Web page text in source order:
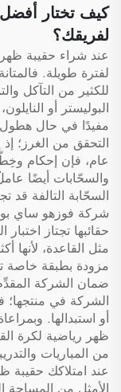
كيف تختار
لفريقك؟
عند شراء حقيبة
لفترة طويلة.
للكثير من التآكل
البوليستر أو
مفيدًا في حال هطول
التحقق من الغرز؛
عام، فإن إحكام
والسحّابات أيضًا
السحّابة التالفة قد
شركة فوزهو ساي
حقائبها تجتاز
مثل القاعدة، لأنها
مزودة بطبقة خاصة
ضمان الشركة
الشركة في منتجها؛
أو استبدالها.
ظهر رياضية لكرة
من المباريات
عند امتلاكك حقيبة